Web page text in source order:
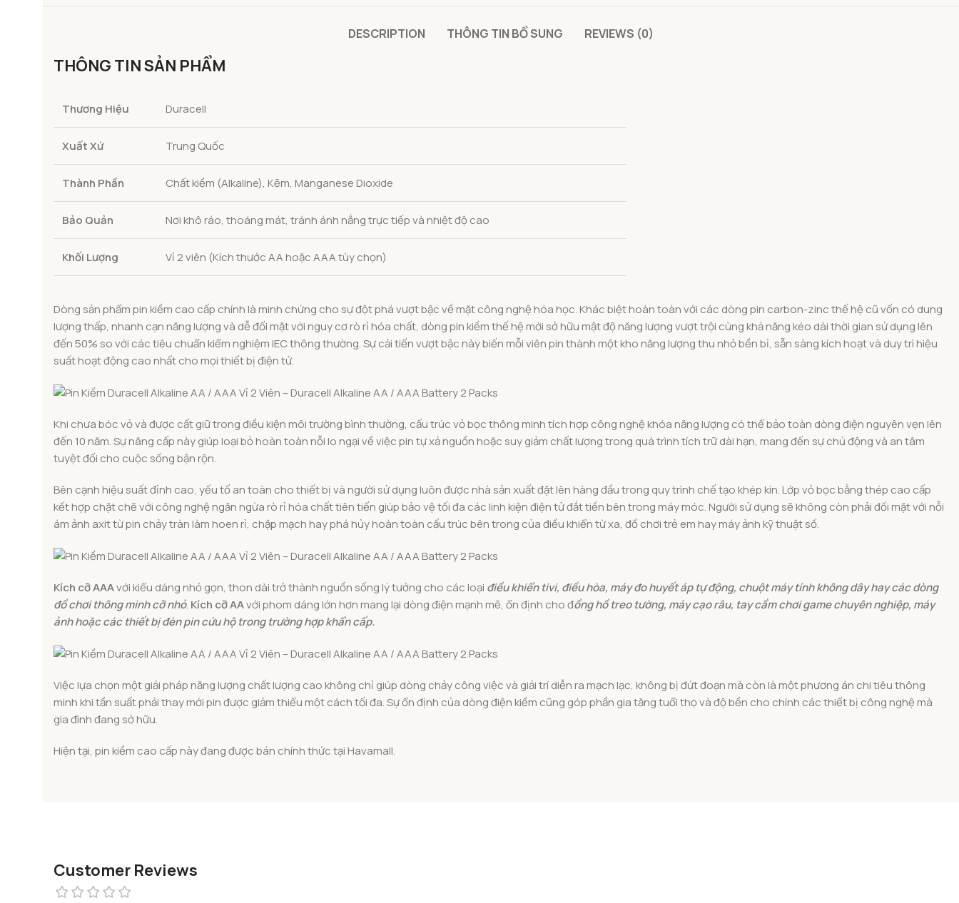
DESCRIPTION THÔNG TIN BỔ SUNG REVIEWS (0)
THÔNG TIN SẢN PHẨM
Thương Hiệu Duracell
Xuất Xứ Trung Quốc
Thành Phần Chất kiềm (Alkaline), Kẽm, Manganese Dioxide
Bảo Quản Nơi khô ráo, thoáng mát, tránh ánh nắng trực tiếp và nhiệt độ cao
Khối Lượng Vỉ 2 viên (Kích thước AA hoặc AAA tùy chọn)
Dòng sản phẩm pin kiềm cao cấp chính là minh chứng cho sự đột phá vượt bậc về mặt công nghệ hóa học. Khác biệt hoàn toàn với các dòng pin carbon-zinc thế hệ cũ vốn có dung
lượng thấp, nhanh cạn năng lượng và dễ đối mặt với nguy cơ rò rỉ hóa chất, dòng pin kiềm thế hệ mới sở hữu mật độ năng lượng vượt trội cùng khả năng kéo dài thời gian sử dụng lên
đến 50% so với các tiêu chuẩn kiểm nghiệm IEC thông thường. Sự cải tiến vượt bậc này biến mỗi viên pin thành một kho năng lượng thu nhỏ bền bỉ, sẵn sàng kích hoạt và duy trì hiệu
suất hoạt động cao nhất cho mọi thiết bị điện tử.
Khi chưa bóc vỏ và được cất giữ trong điều kiện môi trường bình thường, cấu trúc vỏ bọc thông minh tích hợp công nghệ khóa năng lượng có thể bảo toàn dòng điện nguyên vẹn lên
đến 10 năm. Sự nâng cấp này giúp loại bỏ hoàn toàn nỗi lo ngại về việc pin tự xả nguồn hoặc suy giảm chất lượng trong quá trình tích trữ dài hạn, mang đến sự chủ động và an tâm
tuyệt đối cho cuộc sống bận rộn.
Bên cạnh hiệu suất đỉnh cao, yếu tố an toàn cho thiết bị và người sử dụng luôn được nhà sản xuất đặt lên hàng đầu trong quy trình chế tạo khép kín. Lớp vỏ bọc bằng thép cao cấp
kết hợp chặt chẽ với công nghệ ngăn ngừa rò rỉ hóa chất tiên tiến giúp bảo vệ tối đa các linh kiện điện tử đắt tiền bên trong máy móc. Người sử dụng sẽ không còn phải đối mặt với nỗi
ám ảnh axit từ pin chảy tràn làm hoen rỉ, chập mạch hay phá hủy hoàn toàn cấu trúc bên trong của điều khiển từ xa, đồ chơi trẻ em hay máy ảnh kỹ thuật số.
Kích cỡ AAAvới kiểu dáng nhỏ gọn, thon dài trở thành nguồn sống lý tưởng cho các loại điều khiển tivi, điều hòa, máy đo huyết áp tự động, chuột máy tính không dây hay các dòng
đồ chơi thông minh cỡ nhỏ. Kích cỡ AAvới phom dáng lớn hơn mang lại dòng điện mạnh mẽ, ổn định cho đồng hồ treo tường, máy cạo râu, tay cầm chơi game chuyên nghiệp, máy
ảnh hoặc các thiết bị đèn pin cứu hộ trong trường hợp khẩn cấp.
Việc lựa chọn một giải pháp năng lượng chất lượng cao không chỉ giúp dòng chảy công việc và giải trí diễn ra mạch lạc, không bị đứt đoạn mà còn là một phương án chi tiêu thông
minh khi tần suất phải thay mới pin được giảm thiểu một cách tối đa. Sự ổn định của dòng điện kiềm cũng góp phần gia tăng tuổi thọ và độ bền cho chính các thiết bị công nghệ mà
gia đình đang sở hữu.
Hiện tại, pin kiềm cao cấp này đang được bán chính thức tại Havamall.
Customer Reviews